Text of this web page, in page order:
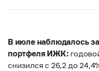
В июле наблюдалось
портфеля ИЖК:
снизился с 26,2 до